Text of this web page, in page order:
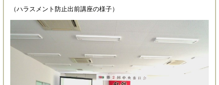
（ハラスメント防止出前講座の様子）